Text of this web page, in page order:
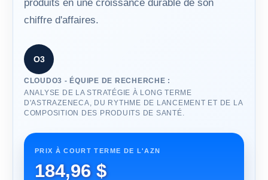
produits en une croissance durable de son
chiffre d'affaires.
O3
CLOUDO3 - ÉQUIPE DE RECHERCHE :
ANALYSE DE LA STRATÉGIE À LONG TERME
D'ASTRAZENECA, DU RYTHME DE LANCEMENT ET DE LA
COMPOSITION DES PRODUITS DE SANTÉ.
PRIX À COURT TERME DE L'AZN
184,96 $